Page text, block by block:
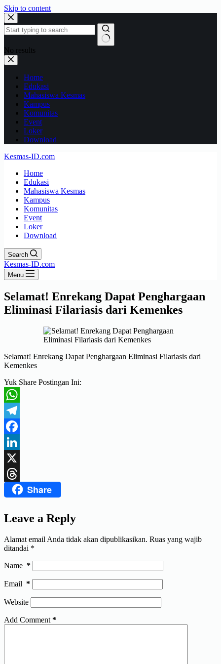
Skip to content
No results
Home
Edukasi
Mahasiswa Kesmas
Kampus
Komunitas
Event
Loker
Download
Kesmas-ID.com
Home
Edukasi
Mahasiswa Kesmas
Kampus
Komunitas
Event
Loker
Download
Search
Kesmas-ID.com
Menu
Selamat! Enrekang Dapat Penghargaan
Eliminasi Filariasis dari Kemenkes
Selamat! Enrekang Dapat Penghargaan Eliminasi Filariasis dari
Kemenkes
Yuk Share Postingan Ini:
WhatsApp
Telegram
Facebook
LinkedIn
X
ThreadsShare
Leave a Reply
Alamat email Anda tidak akan dipublikasikan. Ruas yang wajib
ditandai *
Name *
Email *
Website
Add Comment *